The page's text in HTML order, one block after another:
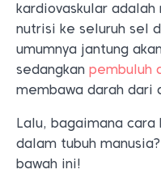
kardiovaskular
nutrisi ke seluruh sel
umumnya jantung
sedangkan pembuluh
membawa darah dari
Lalu, bagaimana
dalam tubuh
bawah ini!